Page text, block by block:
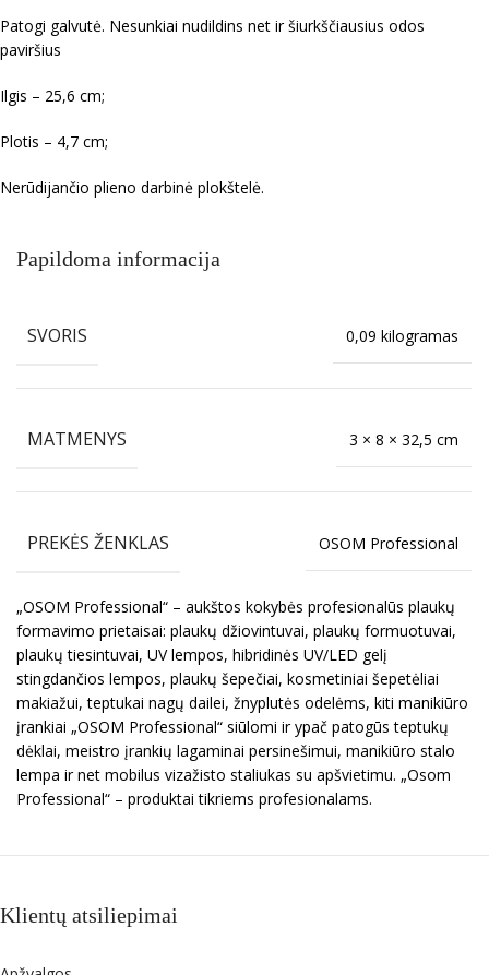
Patogi galvutė. Nesunkiai nudildins net ir šiurkščiausius odos
paviršius
Ilgis – 25,6 cm;
Plotis – 4,7 cm;
Nerūdijančio plieno darbinė plokštelė.
Papildoma informacija
SVORIS 0,09 kilogramas
MATMENYS 3 × 8 × 32,5 cm
PREKĖS ŽENKLAS OSOM Professional
„OSOM Professional“ – aukštos kokybės profesionalūs plaukų
formavimo prietaisai: plaukų džiovintuvai, plaukų formuotuvai,
plaukų tiesintuvai, UV lempos, hibridinės UV/LED gelį
stingdančios lempos, plaukų šepečiai, kosmetiniai šepetėliai
makiažui, teptukai nagų dailei, žnyplutės odelėms, kiti manikiūro
įrankiai „OSOM Professional“ siūlomi ir ypač patogūs teptukų
dėklai, meistro įrankių lagaminai persinešimui, manikiūro stalo
lempa ir net mobilus vizažisto staliukas su apšvietimu. „Osom
Professional“ – produktai tikriems profesionalams.
Klientų atsiliepimai